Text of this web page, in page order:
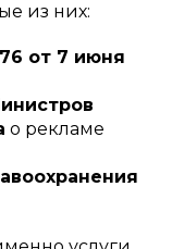
из них:
от 7 июня
о рекламе